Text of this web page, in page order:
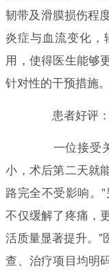
韧带及滑膜损伤程
炎症与血流变化，
用，使得医生能够
针对性的干预措施。
患者好评：
一位接受关
小，术后第二天就
路完全不受影响。
不仅缓解了疼痛，
活质量显著提升。”
查、治疗项目均明